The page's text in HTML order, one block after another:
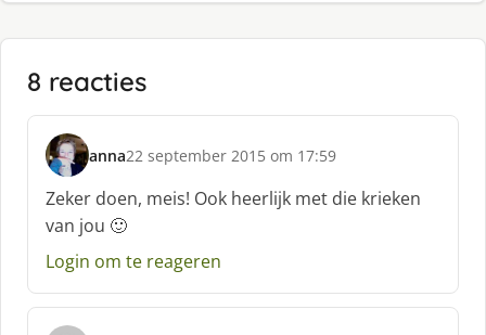
8 reacties
anna
s
c
h
r
e
f
22 september 2015 om 17:59
Zeker doen, meis! Ook heerlijk met die krieken
van jou 🙂
Login om te reageren